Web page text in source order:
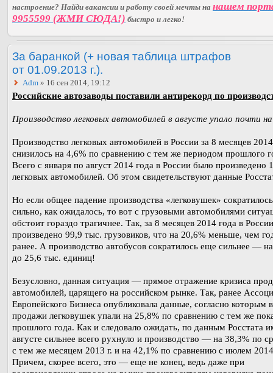
настроение? Найди вакансии и работу своей мечты на нашем
9955599 (ЖМИ СЮДА!) быстро и легко!
За баранкой (+ новая таблица штрафов
от 01.09.2013 г.).
Adm » 16 сен 2014, 19:12
Российские автозаводы поставили антирекорд по
Производство легковых автомобилей в августе упало почти
Производство легковых автомобилей в России за 8 месяцев
снизилось на 4,6% по сравнению с тем же периодом прошлого
Всего с января по август 2014 года в России было произведено
легковых автомобилей. Об этом свидетельствуют данные
Но если общее падение производства «легковушек»
сильно, как ожидалось, то вот с грузовыми автомобилями
обстоит гораздо трагичнее. Так, за 8 месяцев 2014 года в
произведено 99,9 тыс. грузовиков, что на 20,6% меньше, чем
ранее. А производство автобусов сократилось еще сильнее —
до 25,6 тыс. единиц!
Безусловно, данная ситуация — прямое отражение кризиса
автомобилей, царящего на российском рынке. Так, ранее
Европейского Бизнеса опубликовала данные, согласно которым
продажи легковушек упали на 25,8% по сравнению с тем же
прошлого года. Как и следовало ожидать, по данным Росстата
августе сильнее всего рухнуло и производство — на 38,3% по
с тем же месяцем 2013 г. и на 42,1% по сравнению с июлем 2014
Причем, скорее всего, это — еще не конец, ведь даже при